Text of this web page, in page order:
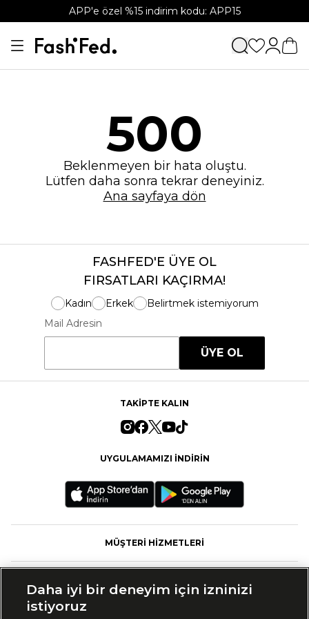
APP'e özel %15 indirim kodu: APP15
500
Beklenmeyen bir hata oluştu.
Lütfen daha sonra tekrar deneyiniz.
Ana sayfaya dön
FASHFED'E ÜYE OL
FIRSATLARI KAÇIRMA!
Kadın Erkek
Belirtmek istemiyorum
Mail Adresin
ÜYE OL
TAKİPTE KALIN
UYGULAMAMIZI İNDİRİN
MÜŞTERİ HİZMETLERİ
Daha iyi bir deneyim için izninizi
istiyoruz